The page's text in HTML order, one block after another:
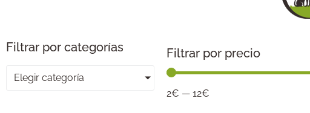
Filtrar por categorías
Elegir categoría
Filtrar por precio
2€ — 12€